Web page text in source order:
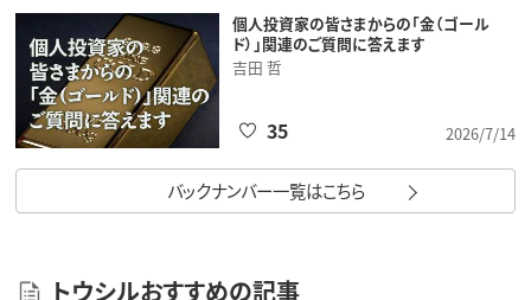
個人投資家の皆さまからの「金（ゴール
ド）」関連のご質問に答えます
吉田 哲
2026/7/14
35
バックナンバー一覧はこちら
トウシルおすすめの記事